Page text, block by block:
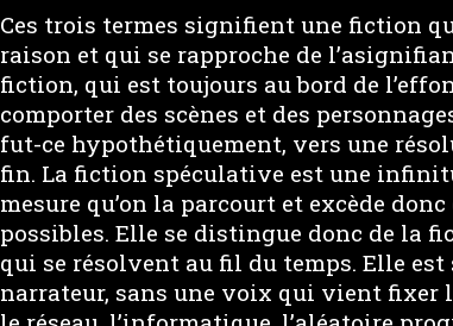
Ces trois termes signifient une fiction
raison et qui se rapproche de
fiction, qui est toujours au bord de
comporter des scènes et des
fut-ce hypothétiquement, vers une
fin. La fiction spéculative est une
mesure qu’on la parcourt et excède
possibles. Elle se distingue donc de la
qui se résolvent au fil du temps. Elle est
narrateur, sans une voix qui vient fixer